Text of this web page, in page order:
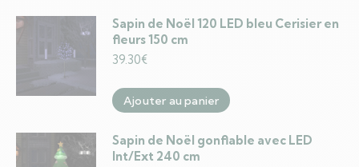
Sapin de Noël 120 LED bleu Cerisier en
fleurs 150 cm
39.30€
Ajouter au panier
Sapin de Noël gonflable avec LED
Int/Ext 240 cm